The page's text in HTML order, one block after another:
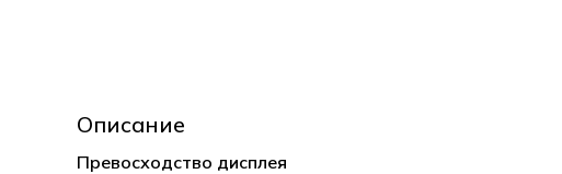
Описание
Превосходство дисплея